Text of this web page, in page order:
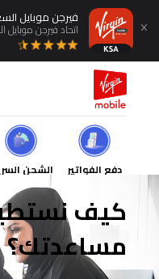
فيرجن موبايل
اتحاد فيرجن
دفع الفواتير الشحن
كيف
مساعدتك؟